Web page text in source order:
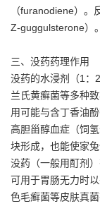
（furanodiene）。
Z-guggulsterone）
三、没药药理作用
没药的水浸剂（1：
兰氏黄癣菌等多种
用可能与含丁香油
高胆甾醇血症（饲
块形成，也能使家
没药（一般用酊剂
可用于胃肠无力时
色毛癣菌等皮肤真